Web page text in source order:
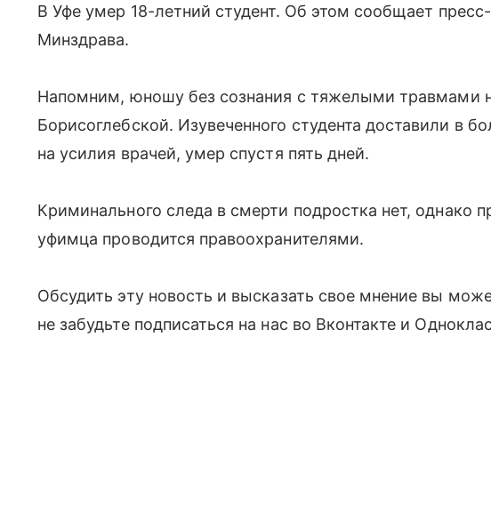
В Уфе умер 18-летний студент. Об этом сообщает
Минздрава.
Напомним, юношу без сознания с тяжелыми травмами
Борисоглебской. Изувеченного студента доставили в
на усилия врачей, умер спустя пять дней.
Криминального следа в смерти подростка нет, однако
уфимца проводится правоохранителями.
Обсудить эту новость и высказать свое мнение вы
не забудьте подписаться на нас во Вконтакте и